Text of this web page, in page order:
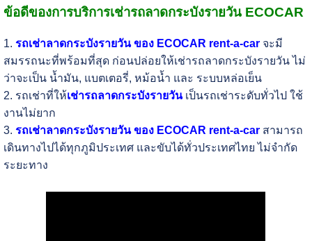
ข้อดีของการบริการเช่ารถลาดกระบังรายวัน ECOCAR
1. รถเช่าลาดกระบังรายวัน ของ ECOCAR rent-a-carจะมี
สมรรถนะที่พร้อมที่สุด ก่อนปล่อยให้เช่ารถลาดกระบังรายวัน ไม่
ว่าจะเป็น น้ำมัน, แบตเตอรี่, หม้อน้ำ และ ระบบหล่อเย็น
2. รถเช่าที่ให้เช่ารถลาดกระบังรายวันเป็นรถเช่าระดับทั่วไป ใช้
งานไม่ยาก
3. รถเช่าลาดกระบังรายวัน ของ ECOCAR rent-a-carสามารถ
เดินทางไปได้ทุกภูมิประเทศ และขับได้ทั่วประเทศไทย ไม่จำกัด
ระยะทาง